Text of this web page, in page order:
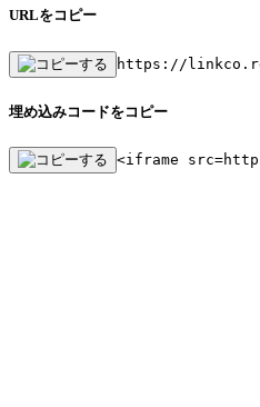
URLをコピー
https://linkco.re/
埋め込みコードをコピー
<iframe